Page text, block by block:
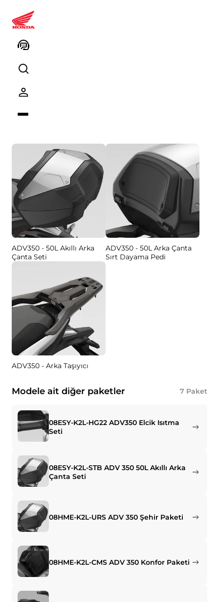
Arka Çanta
ADV350 - 50L Akıllı Arka
Çanta Seti
ADV350 - 50L Arka Çanta
Sırt Dayama Pedi
ADV350 - Arka Taşıyıcı
Modele ait diğer paketler 7 Paket
08ESY-K2L-HG22 ADV350 Elcik Isıtma
Seti
08ESY-K2L-STB ADV 350 50L Akıllı Arka
Çanta Seti
08HME-K2L-URS ADV 350 Şehir Paketi
08HME-K2L-CMS ADV 350 Konfor Paketi